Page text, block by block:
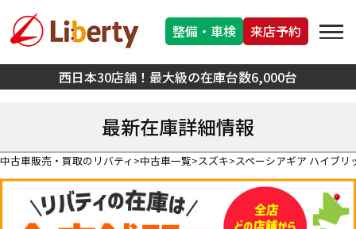
西日本30店舗！最大級の在庫台数6,000台
整備・車検 来店予約
最新在庫詳細情報
中古車販売・買取のリバティ 中古車一覧 スズキ スペーシアギア ハイブリ